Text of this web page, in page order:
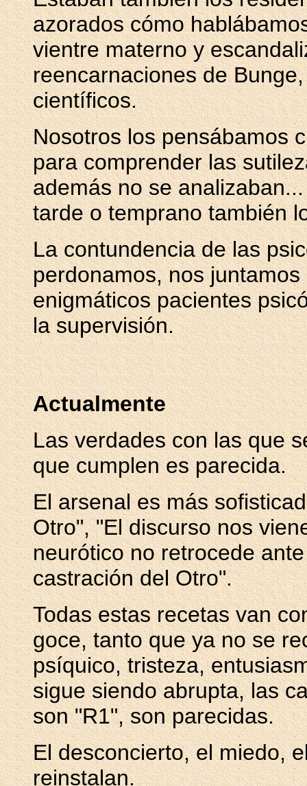
azorados cómo
vientre materno y
reencarnaciones de
científicos.
Nosotros los pensábamos
para comprender las
además no se
tarde o temprano también
La contundencia de las
perdonamos, nos
enigmáticos pacientes
la supervisión.
Actualmente
Las verdades con las que
que cumplen es parecida.
El arsenal es más
Otro", "El discurso nos
neurótico no retrocede
castración del Otro".
Todas estas recetas van
goce, tanto que ya no se
psíquico, tristeza,
sigue siendo abrupta, las
son "R1", son parecidas.
El desconcierto, el miedo,
reinstalan.